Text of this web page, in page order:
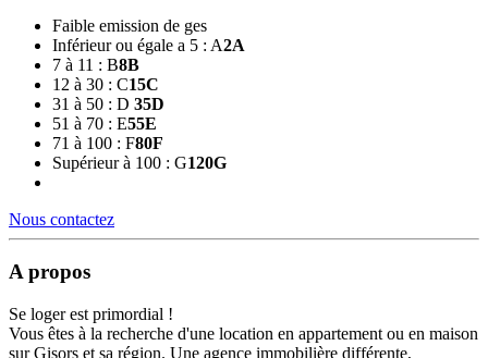
Faible emission de ges
Inférieur ou égale a 5 : A2A
7 à 11 : B8B
12 à 30 : C15C
31 à 50 : D 35D
51 à 70 : E55E
71 à 100 : F80F
Supérieur à 100 : G120G
Nous contactez
A propos
Se loger est primordial !
Vous êtes à la recherche d'une location en appartement ou en maison
sur Gisors et sa région. Une agence immobilière différente,